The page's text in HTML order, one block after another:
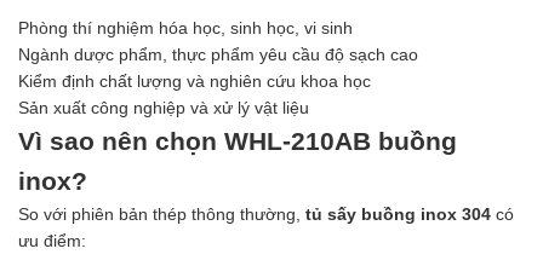
Phòng thí nghiệm hóa học, sinh học, vi sinh
Ngành dược phẩm, thực phẩm yêu cầu độ sạch cao
Kiểm định chất lượng và nghiên cứu khoa học
Sản xuất công nghiệp và xử lý vật liệu
Vì sao nên chọn WHL-210AB buồng
inox?
So với phiên bản thép thông thường, tủ sấy buồng inox 304 có
ưu điểm: